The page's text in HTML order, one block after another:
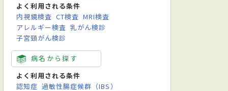
よく利用される条件
内視鏡検査 CT検査 MRI検査
アレルギー検査 乳がん検診
子宮頸がん検診
病名から探す
よく利用される条件
認知症 過敏性腸症候群（IBS）